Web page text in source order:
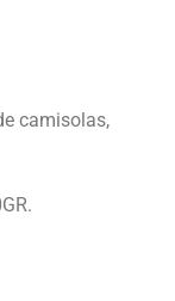
camisolas,